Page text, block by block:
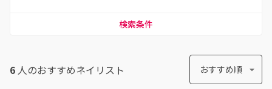
検索条件
6 人のおすすめネイリスト おすすめ順